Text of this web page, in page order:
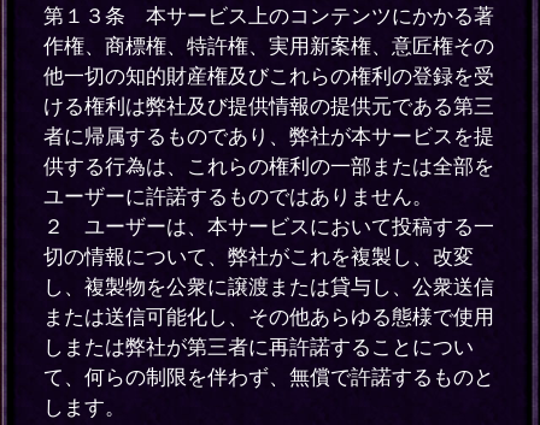
第１３条 本サービス上のコンテンツにかかる著
作権、商標権、特許権、実用新案権、意匠権その
他一切の知的財産権及びこれらの権利の登録を受
ける権利は弊社及び提供情報の提供元である第三
者に帰属するものであり、弊社が本サービスを提
供する行為は、これらの権利の一部または全部を
ユーザーに許諾するものではありません。
２ ユーザーは、本サービスにおいて投稿する一
切の情報について、弊社がこれを複製し、改変
し、複製物を公衆に譲渡または貸与し、公衆送信
または送信可能化し、その他あらゆる態様で使用
しまたは弊社が第三者に再許諾することについ
て、何らの制限を伴わず、無償で許諾するものと
します。